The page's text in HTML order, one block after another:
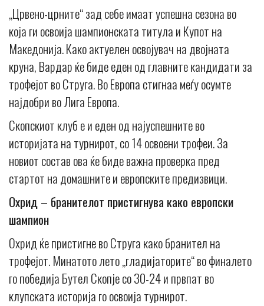
„Црвено-црните“ зад себе имаат успешна сезона во
која ги освоија шампионската титула и Купот на
Македонија. Како актуелен освојувач на двојната
круна, Вардар ќе биде еден од главните кандидати за
трофејот во Струга. Во Европа стигнаа меѓу осумте
најдобри во Лига Европа.
Скопскиот клуб е и еден од најуспешните во
историјата на турнирот, со 14 освоени трофеи. За
новиот состав ова ќе биде важна проверка пред
стартот на домашните и европските предизвици.
Охрид – бранителот пристигнува како европски
шампион
Oхрид ќе пристигне во Струга како бранител на
трофејот. Минатото лето „гладијаторите“ во финалето
го победија Бутел Скопје со 30-24 и првпат во
клупската историја го освоија турнирот.